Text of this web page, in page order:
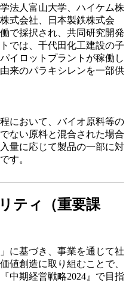
法人富山大学、ハイケム株
式会社、日本製鉄株式会
で採択され、共同研究開発
では、千代田化工建設の子
イロットプラントが稼働し
来のパラキシレンを一部供
において、バイオ原料等の
ない原料と混合された場合
量に応じて製品の一部に対
す。
ティ（重要課
に基づき、事業を通じて社
値創造に取り組むことで、
中期経営戦略2024』で目指